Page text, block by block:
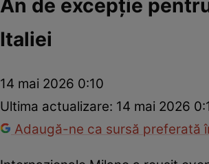
An de excepție
Italiei
14 mai 2026 0:10
Ultima actualizare: 14 mai 2026
Adaugă-ne ca sursă preferată